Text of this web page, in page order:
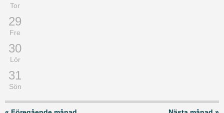
Tor
29
Fre
30
Lör
31
Sön